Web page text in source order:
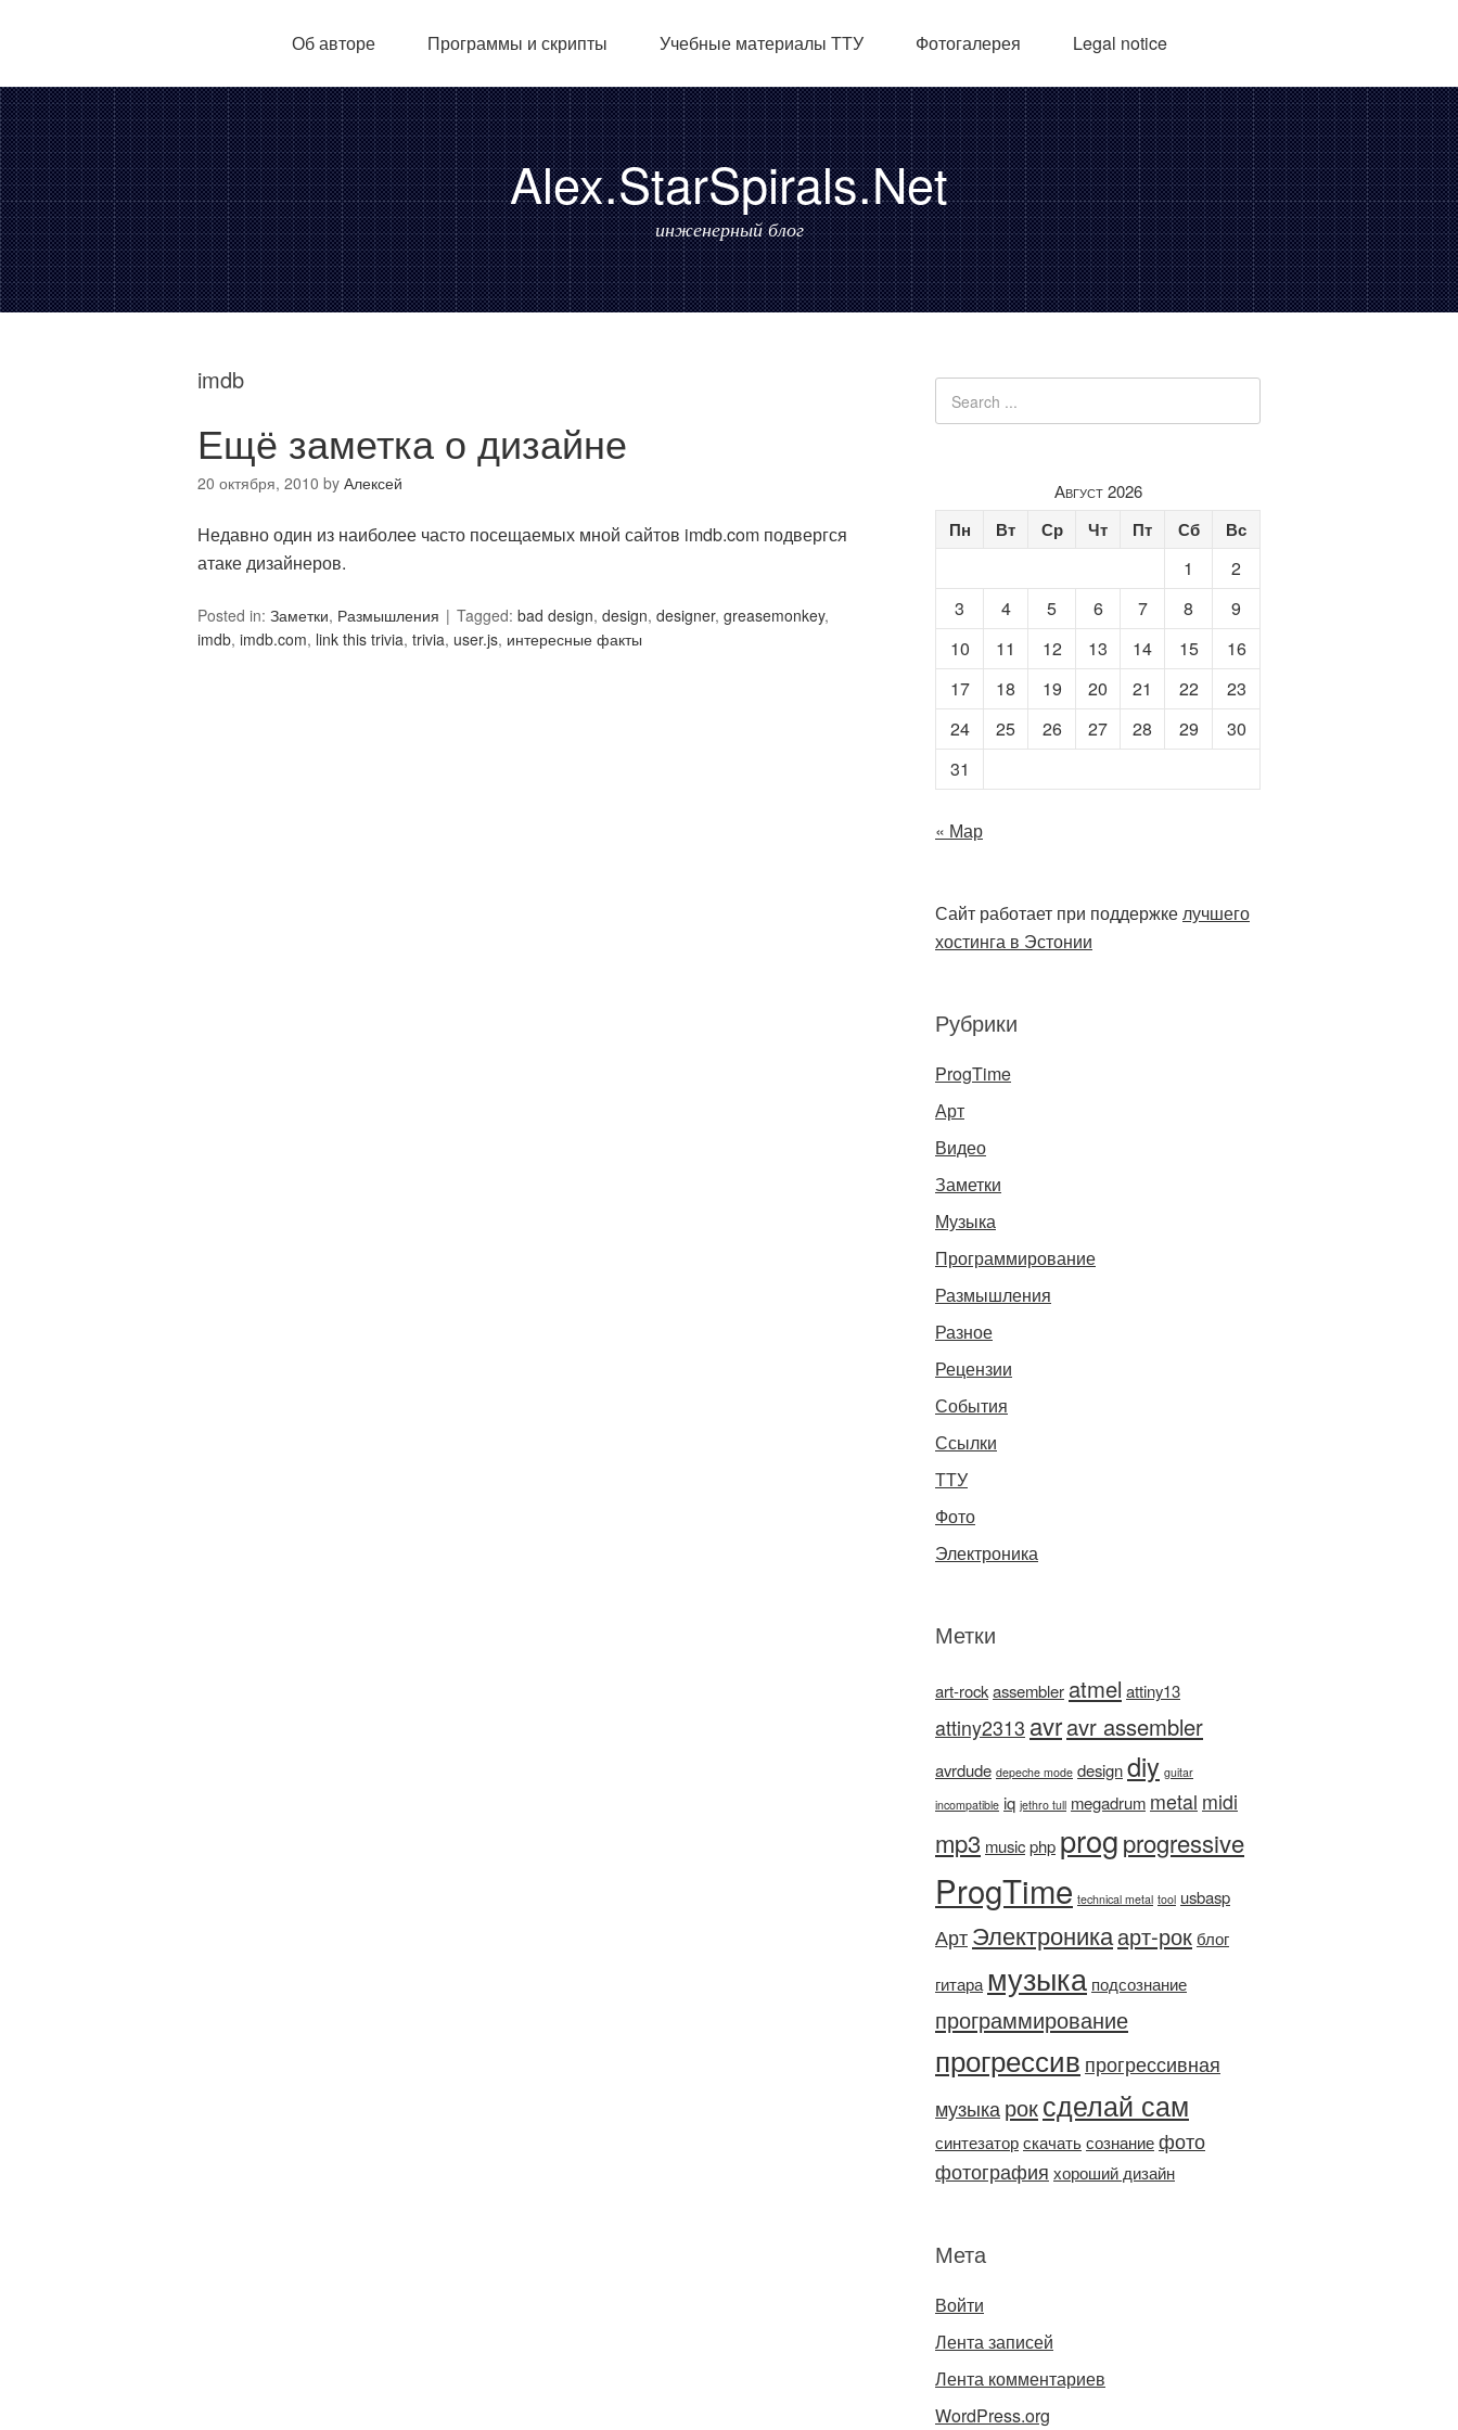
Об авторе Программы и скрипты Учебные материалы ТТУ Фотогалерея Legal notice
Alex.StarSpirals.Net
инженерный блог
imdb
Ещё заметка о дизайне
20 октября, 2010 by Алексей
Недавно один из наиболее часто посещаемых мной сайтов imdb.com подвергся
атаке дизайнеров.
Posted in: Заметки, Размышления Tagged: bad design, design, designer, greasemonkey,
imdb, imdb.com, link this trivia, trivia, user.js, интересные факты
Август 2026
Пн Вт Ср Чт Пт Сб Вс
1
2
3
4 5 6 7 8
9
10
11 12 13 14 15
16
17
18 19 20 21 22
23
24
25 26 27 28 29
30
31
« Мар
Сайт работает при поддержкелучшего
хостинга в Эстонии
Рубрики
ProgTime
Арт
Видео
Заметки
Музыка
Программирование
Размышления
Разное
Рецензии
События
Ссылки
ТТУ
Фото
Электроника
Метки
art-rockassembler atmel attiny13
attiny2313 avravr assembler
avrdude depeche mode designdiy guitar
incompatible iq jethro tull megadrum metal midi
mp3 musicphp progprogressive
ProgTime technical metal tool usbasp
Арт Электроникаарт-рок блог
гитара музыка подсознание
программирование
прогрессив прогрессивная
музыка роксделай сам
синтезаторскачатьсознаниефото
фотография хороший дизайн
Мета
Войти
Лента записей
Лента комментариев
WordPress.org